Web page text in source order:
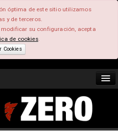
óptima de este sitio utilizamos
y de terceros.
su configuración, acepta
de cookies.
Cookies